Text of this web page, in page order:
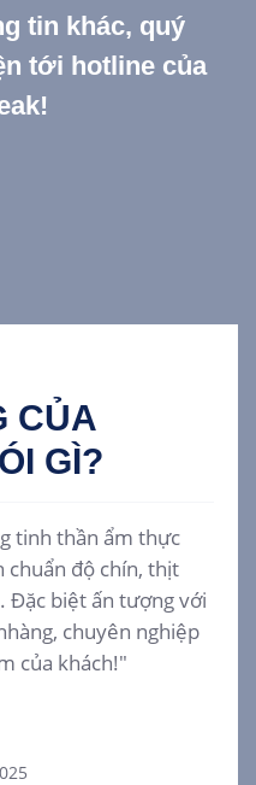
tin khác, quý
tới hotline của
CỦA
GÌ?
tinh thần ẩm thực
chuẩn độ chín, thịt
Đặc biệt ấn tượng với
chuyên nghiệp
của khách!"